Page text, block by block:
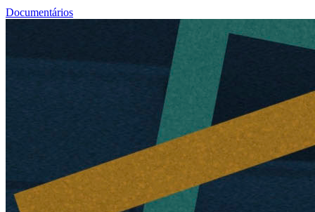
Documentários